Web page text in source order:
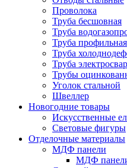
Проволока
Труба бесшовная
Труба
Труба профильная
Труба
Труба
Трубы
Уголок стальной
Швеллер
Новогодние товары
Искусственные
Световые фигуры
Отделочные материалы
МДФ панели
МДФ